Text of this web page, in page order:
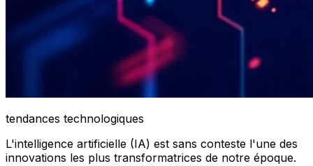
tendances technologiques
L'intelligence artificielle (IA) est sans conteste l'une des
innovations les plus transformatrices de notre époque.